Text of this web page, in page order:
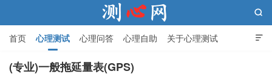

首页 心理测试 心理问答 心理自助 关于心理测试

(专业)一般拖延量表(GPS)